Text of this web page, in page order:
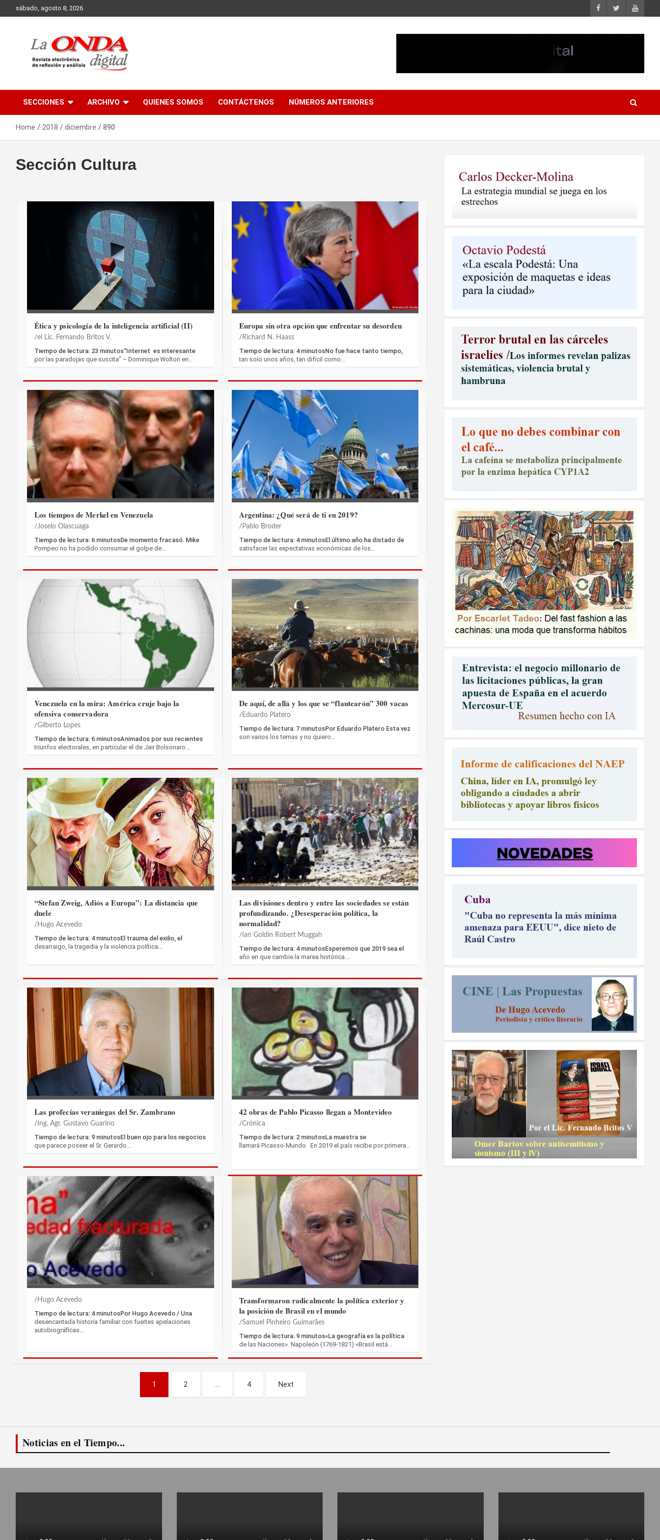
to
sábado, agosto 8, 2026
SECCIONES ARCHIVO QUIENES SOMOS CONTÁCTENOS NÚMEROS ANTERIORES
Home 2018 diciembre 890
Ética y psicología de la inteligencia artificial (II)
el Lic. Fernando Britos V.
Tiempo de lectura: 23 minutos“Internet es interesante
por las paradojas que suscita” – Dominique Wolton en…
Europa sin otra opción que enfrentar su desorden
Richard N. Haass
Tiempo de lectura: 4 minutosNo fue hace tanto tiempo,
tan solo unos años, tan difícil como…
Los tiempos de Merkel en Venezuela
Joselo Olascuaga
Tiempo de lectura: 6 minutosDe momento fracasó. Mike
Pompeo no ha podido consumar el golpe de…
Argentina: ¿Qué será de ti en 2019?
Pablo Broder
Tiempo de lectura: 4 minutosEl último año ha distado de
satisfacer las expectativas económicas de los…
Venezuela en la mira: América cruje bajo la
ofensiva conservadora
Gilberto Lopes
Tiempo de lectura: 6 minutosAnimados por sus recientes
triunfos electorales, en particular el de Jair Bolsonaro…
De aquí, de allá y los que se “flautearón” 300 vacas
Eduardo Platero
Tiempo de lectura: 7 minutosPor Eduardo Platero Esta vez
son varios los temas y no quiero…
“Stefan Zweig, Adiós a Europa”: La distancia que
duele
Hugo Acevedo
Tiempo de lectura: 4 minutosEl trauma del exilio, el
desarraigo, la tragedia y la violencia política…
Las divisiones dentro y entre las sociedades se están
profundizando. ¿Desesperación política, la
normalidad?
Ian Goldin Robert Muggah
Tiempo de lectura: 4 minutosEsperemos que 2019 sea el
año en que cambie la marea histórica.…
Las profecías veraniegas del Sr. Zambrano
Ing. Agr. Gustavo Guarino
Tiempo de lectura: 9 minutosEl buen ojo para los negocios
que parece poseer el Sr. Gerardo…
42 obras de Pablo Picasso llegan a Montevideo
Crónica
Tiempo de lectura: 2 minutosLa muestra se
llamará Picasso-Mundo En 2019 el país recibe por primera…
Hugo Acevedo
Tiempo de lectura: 4 minutosPor Hugo Acevedo / Una
desencantada historia familiar con fuertes apelaciones
autobiográficas…
Transformaron radicalmente la política exterior y
la posición de Brasil en el mundo
Samuel Pinheiro Guimarães
Tiempo de lectura: 9 minutos«La geografía es la política
de las Naciones». Napoleón (1769-1821) «Brasil está…
entradas
1 2 … 4 Next
Noticias en el Tiempo...